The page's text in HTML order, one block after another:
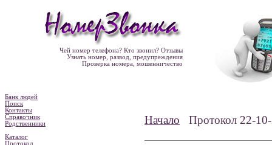
Чей номер телефона? Кто звонил? Отзывы
Узнать номер, развод, предупреждения
Проверка номера, мошенничество
Банк людей
Поиск
Контакты
Справочник
Родственники
Каталог
Протокол
Начало Протокол 22-